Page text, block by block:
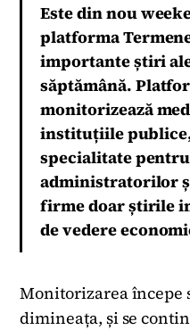
Este din nou
platforma
importante știri
săptămână.
monitorizează
instituțiile publice,
specialitate
administratorilor
firme doar știrile
de vedere
Monitorizarea începe
dimineața, și se